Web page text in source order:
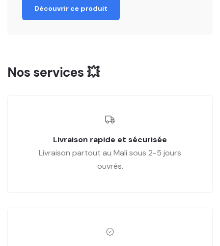
Découvrir ce produit
Nos services 💥
Livraison rapide et sécurisée
Livraison partout au Mali sous 2-5 jours
ouvrés.